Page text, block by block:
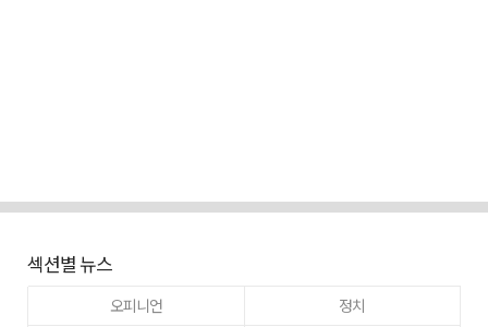
섹션별 뉴스
오피니언
정치